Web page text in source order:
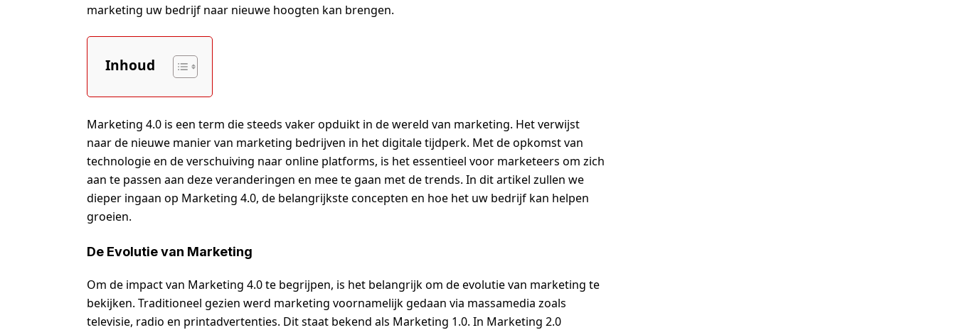
marketing uw bedrijf naar nieuwe hoogten kan brengen.
Inhoud
Marketing 4.0 is een term die steeds vaker opduikt in de wereld van marketing. Het verwijst
naar de nieuwe manier van marketing bedrijven in het digitale tijdperk. Met de opkomst van
technologie en de verschuiving naar online platforms, is het essentieel voor marketeers om zich
aan te passen aan deze veranderingen en mee te gaan met de trends. In dit artikel zullen we
dieper ingaan op Marketing 4.0, de belangrijkste concepten en hoe het uw bedrijf kan helpen
groeien.
De Evolutie van Marketing
Om de impact van Marketing 4.0 te begrijpen, is het belangrijk om de evolutie van marketing te
bekijken. Traditioneel gezien werd marketing voornamelijk gedaan via massamedia zoals
televisie, radio en printadvertenties. Dit staat bekend als Marketing 1.0. In Marketing 2.0